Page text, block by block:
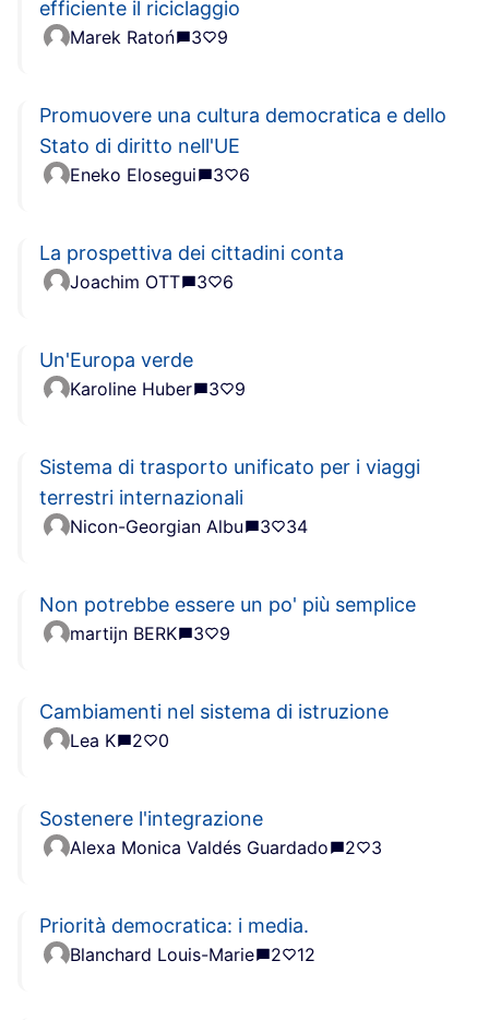
efficiente il riciclaggio
Marek Ratoń 3 9
Promuovere una cultura democratica e dello
Stato di diritto nell'UE
Eneko Elosegui 3 6
La prospettiva dei cittadini conta
Joachim OTT 3 6
Un'Europa verde
Karoline Huber 3 9
Sistema di trasporto unificato per i viaggi
terrestri internazionali
Nicon-Georgian Albu 3 34
Non potrebbe essere un po' più semplice
martijn BERK 3 9
Cambiamenti nel sistema di istruzione
Lea K 2 0
Sostenere l'integrazione
Alexa Monica Valdés Guardado 2 3
Priorità democratica: i media.
Blanchard Louis-Marie 2 12